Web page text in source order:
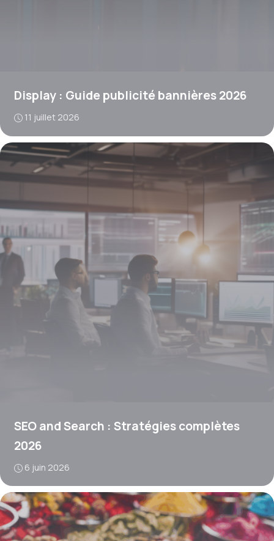
Display : Guide publicité bannières 2026
11 juillet 2026
SEO and Search : Stratégies complètes
2026
6 juin 2026